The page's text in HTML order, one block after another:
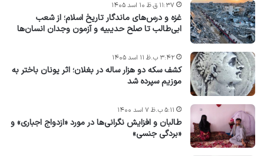
غزه و درس‌های ماندگار تاریخ اسلام؛ از شعب
ابی‌طالب تا صلح حدیبیه و آزمون وجدان انسان‌ها
۱۱:۳۷ ق.ظ ۱۰ اسد ۱۴۰۵
کشف سکه دو هزار ساله در بغلان؛ اثر یونان باختر به
موزیم سپرده شد
۳:۴۲ ب.ظ ۱۱ اسد ۱۴۰۵
طالبان و افزایش نگرانی‌ها در مورد «ازدواج اجباری» و
«بردگی جنسی»
۵:۱۱ ب.ظ ۷ اسد ۱۴۰۰